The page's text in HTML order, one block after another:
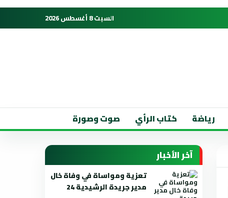
السبت 8 أغسطس 2026
رياضة كتاب الرأي صوت وصورة
آخر الأخبار
تعزية ومواساة في وفاة خال
مدير جريدة الرشيدية 24